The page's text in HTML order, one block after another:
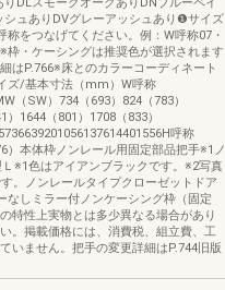
シュありDVグレーアッシュあり❶サイズ
称をつなげてください。例：W呼称07・
・ケーシングは推奨色が選択されます
はP.766※床とのカラーコーディネート
ズ/基本寸法（mm）W呼称
（SW）734（693）824（783）
）1644（801）1708（833）
呼称
）本体枠ノンレール用固定部品把手※1ノ
※1色はアイアンブラックです。※2写真
。ノンレールタイプクローゼットドア
なしミラー付ノンケーシング枠（固定
特性上実物とは多少異なる場合があり
。掲載価格には、消費税、組立費、工
いません。把手の変更詳細はP.744旧版